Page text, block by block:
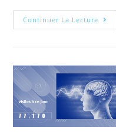
Continuer La Lecture